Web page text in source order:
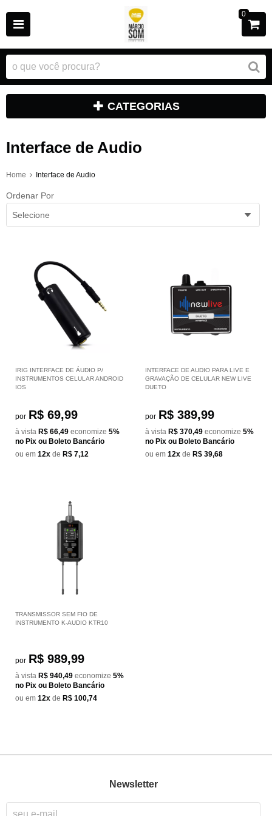
0
CATEGORIAS
Interface de Audio
Home Interface de Audio
Ordenar Por
Selecione
IRIG INTERFACE DE ÁUDIO P/
INSTRUMENTOS CELULAR ANDROID
IOS
por R$ 69,99
à vista R$ 66,49 economize 5%
no Pix ou Boleto Bancário
ou em 12x de R$ 7,12
INTERFACE DE AUDIO PARA LIVE E
GRAVAÇÃO DE CELULAR NEW LIVE
DUETO
por R$ 389,99
à vista R$ 370,49 economize 5%
no Pix ou Boleto Bancário
ou em 12x de R$ 39,68
TRANSMISSOR SEM FIO DE
INSTRUMENTO K-AUDIO KTR10
por R$ 989,99
à vista R$ 940,49 economize 5%
no Pix ou Boleto Bancário
ou em 12x de R$ 100,74
Newsletter